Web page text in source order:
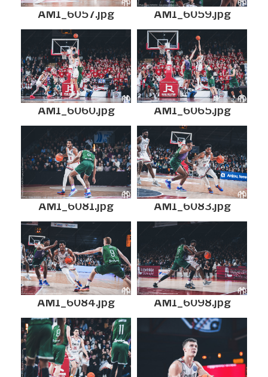
AM1_6057.jpg AM1_6059.jpg
AM1_6060.jpg AM1_6065.jpg
AM1_6081.jpg AM1_6083.jpg
AM1_6084.jpg AM1_6098.jpg